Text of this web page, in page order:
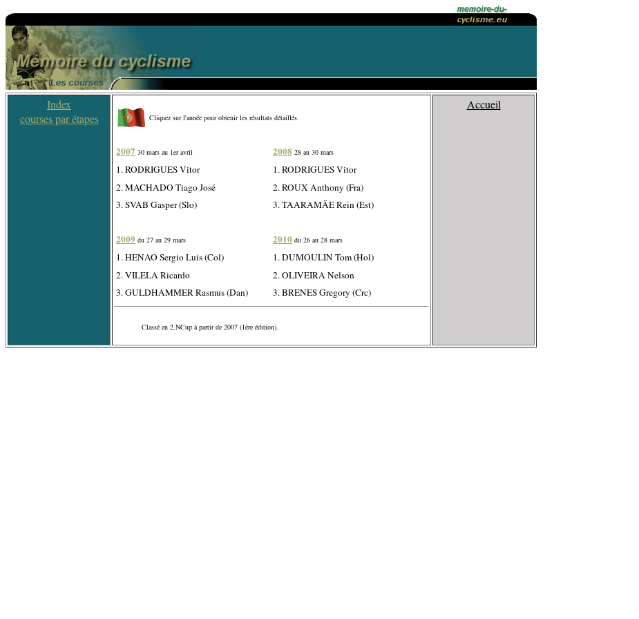
Index
courses par étapes
Cliquez sur l'année pour obtenir les résultats détaillés.
2007 30 mars au 1er avril
1. RODRIGUES Vitor
2. MACHADO Tiago José
3. SVAB Gasper (Slo)
2009 du 27 au 29 mars
1. HENAO Sergio Luis (Col)
2. VILELA Ricardo
3. GULDHAMMER Rasmus (Dan)
2008 28 au 30 mars
1. RODRIGUES Vitor
2. ROUX Anthony (Fra)
3. TAARAMÄE Rein (Est)
2010 du 26 au 28 mars
1. DUMOULIN Tom (Hol)
2. OLIVEIRA Nelson
3. BRENES Gregory (Crc)
Classé en 2.NCup à partir de 2007 (1ère édition).
Accueil